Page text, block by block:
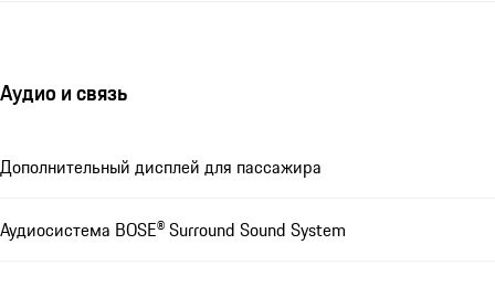
Аудио и связь
Дополнительный дисплей для пассажира
Аудиосистема BOSE® Surround Sound System